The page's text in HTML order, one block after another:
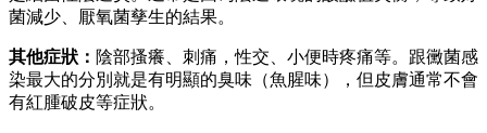
菌減少、厭氧菌孳生的結果。
其他症狀： 陰部搔癢、刺痛，性交、小便時疼痛等。跟黴菌感
染最大的分別就是有明顯的臭味（魚腥味），但皮膚通常不會
有紅腫破皮等症狀。